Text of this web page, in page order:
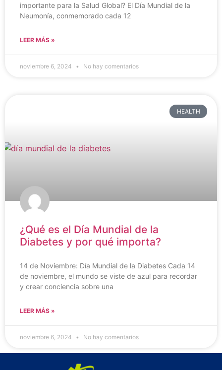
importante para la Salud Global? El Día Mundial de la
Neumonía, conmemorado cada 12
LEER MÁS »
noviembre 6, 2024 No hay comentarios
HEALTH
¿Qué es el Día Mundial de la
Diabetes y por qué importa?
14 de Noviembre: Día Mundial de la Diabetes Cada 14
de noviembre, el mundo se viste de azul para recordar
y crear conciencia sobre una
LEER MÁS »
noviembre 6, 2024 No hay comentarios